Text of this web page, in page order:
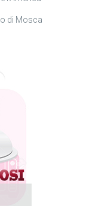
di Mosca